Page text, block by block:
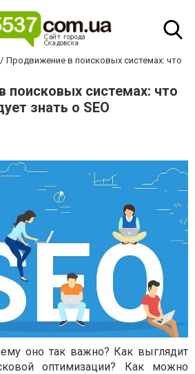
Продвижение в поисковых системах: что
поисковых системах: что
знать о SEO
оно так важно? Как выглядит
оптимизации? Как можно